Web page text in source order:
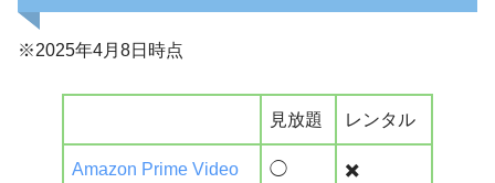
※2025年4月8日時点
見放題 レンタル
Amazon Prime Video ◯ ✖️